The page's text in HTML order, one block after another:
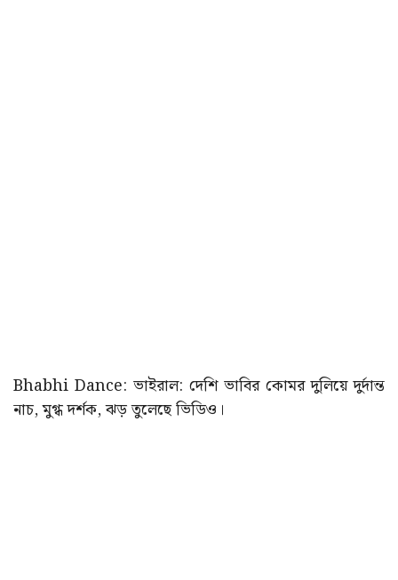
Bhabhi Dance: ভাইরাল: দেশি ভাবির কোমর দুলিয়ে দুর্দান্ত
নাচ, মুগ্ধ দর্শক, ঝড় তুলেছে ভিডিও।